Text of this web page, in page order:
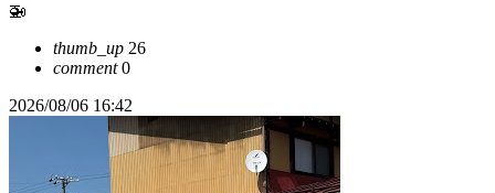
🚁
thumb_up 26
comment0
2026/08/06 16:42